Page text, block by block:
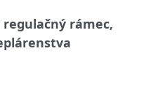
regulačný rámec,